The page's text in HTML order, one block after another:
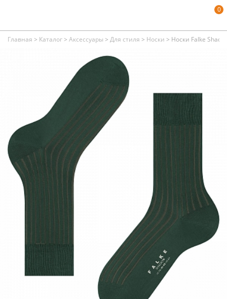
0
Главная > Каталог> Аксессуары > Для стиля > Носки > Носки Falke